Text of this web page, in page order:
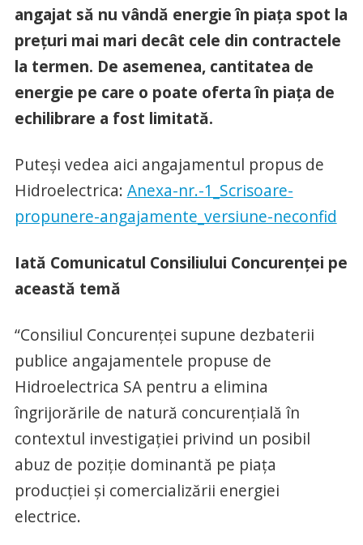
angajat să nu vândă energie în piața spot la
prețuri mai mari decât cele din contractele
la termen. De asemenea, cantitatea de
energie pe care o poate oferta în piața de
echilibrare a fost limitată.
Puteși vedea aici angajamentul propus de
Hidroelectrica: Anexa-nr.-1_Scrisoare-
propunere-angajamente_versiune-neconfid
Iată Comunicatul Consiliului Concurenței pe
această temă
“Consiliul Concurenței supune dezbaterii
publice angajamentele propuse de
Hidroelectrica SA pentru a elimina
îngrijorările de natură concurențială în
contextul investigației privind un posibil
abuz de poziție dominantă pe piața
producției și comercializării energiei
electrice.